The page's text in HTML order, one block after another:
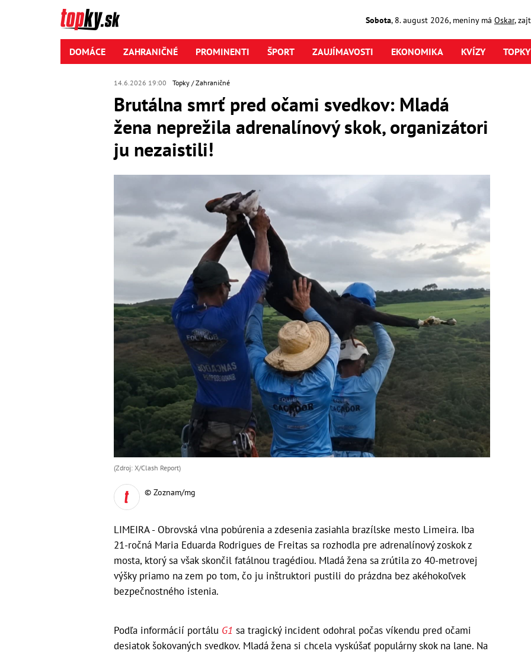
Sobota, 8. august2026, meniny má Oskar,
DOMÁCE ZAHRANIČNÉ PROMINENTI ŠPORT ZAUJÍMAVOSTI EKONOMIKA KVÍZY
14.6.2026 19:00 Topky Zahraničné
Brutálna smrť pred očami svedkov: Mladá
žena neprežila adrenalínový skok, organizátori
ju nezaistili!
(Zdroj: X/Clash Report)
© Zoznam/mg
LIMEIRA - Obrovská vlna pobúrenia a zdesenia zasiahla brazílske mesto Limeira. Iba
21-ročná Maria Eduarda Rodrigues de Freitas sa rozhodla pre adrenalínový zoskok z
mosta, ktorý sa však skončil fatálnou tragédiou. Mladá žena sa zrútila zo 40-metrovej
výšky priamo na zem po tom, čo ju inštruktori pustili do prázdna bez akéhokoľvek
bezpečnostného istenia.
Podľa informácií portálu G1 sa tragický incident odohral počas víkendu pred očami
desiatok šokovaných svedkov. Mladá žena si chcela vyskúšať populárny skok na lane. Na